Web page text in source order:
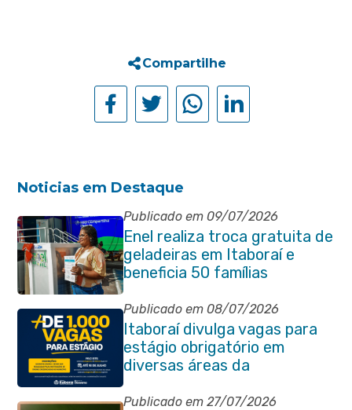
Compartilhe
Noticias em Destaque
Publicado em 09/07/2026
Enel realiza troca gratuita de
geladeiras em Itaboraí e
beneficia 50 famílias
Publicado em 08/07/2026
Itaboraí divulga vagas para
estágio obrigatório em
diversas áreas da
administração pública
Publicado em 27/07/2026